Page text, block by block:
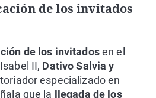
de los invitados
de los invitadosen el
II, Dativo Salvia y
especializado en
que la
llegada de los